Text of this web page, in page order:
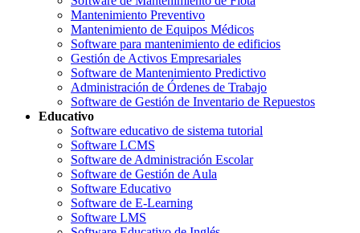
Mantenimiento Preventivo
Mantenimiento de Equipos Médicos
Software para mantenimiento de edificios
Gestión de Activos Empresariales
Software de Mantenimiento Predictivo
Administración de Órdenes de Trabajo
Software de Gestión de Inventario de Repuestos
Educativo
Software educativo de sistema tutorial
Software LCMS
Software de Administración Escolar
Software de Gestión de Aula
Software Educativo
Software de E-Learning
Software LMS